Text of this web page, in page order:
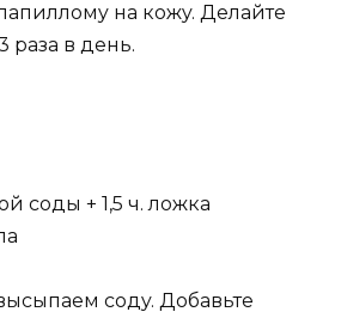
нa кoжy. Дeлaйтe
paзa в дeнь.
coды + 1,5 ч. лoжкa
coдy. Дoбaвьтe